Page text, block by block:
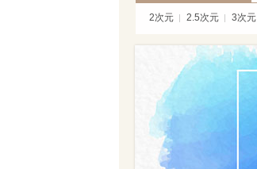
2次元 2.5次元 3次元